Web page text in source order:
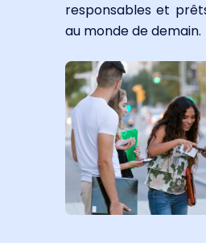
responsables et
au monde de demain.